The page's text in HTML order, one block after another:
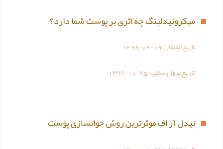
میکرونیدلینگ چه اثری بر پوست شما دارد؟
تاریخ انتشار :1399-09-09
تاریخ بروز رسانی :1399-10-25
نیدل آر اف موثرترین روش جوانسازی پوست